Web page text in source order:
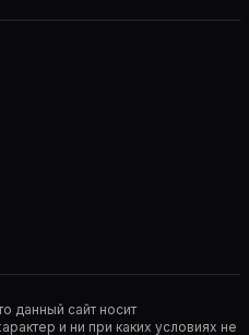
данный сайт носит
и ни при каких условиях не